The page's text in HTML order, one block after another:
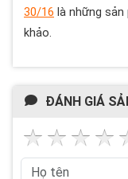
30/16 là những
khảo.
ĐÁNH GIÁ